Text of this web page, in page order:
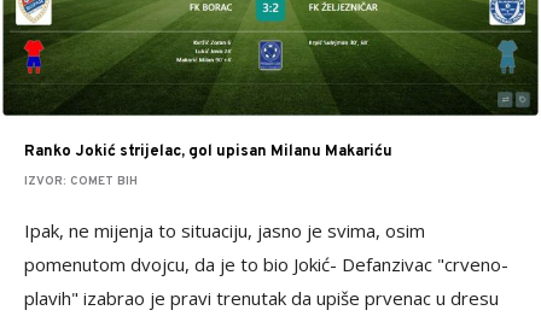
Ranko Jokić strijelac, gol upisan Milanu Makariću
IZVOR: COMET BIH
Ipak, ne mijenja to situaciju, jasno je svima, osim
pomenutom dvojcu, da je to bio Jokić- Defanzivac "crveno-
plavih" izabrao je pravi trenutak da upiše prvenac u dresu